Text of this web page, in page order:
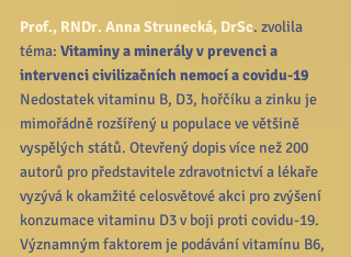
Prof., RNDr. Anna Strunecká, DrSc. zvolila
téma: Vitaminy a minerály v prevenci a
intervenci civilizačních nemocí a covidu-19
Nedostatek vitaminu B, D3, hořčíku a zinku je
mimořádně rozšířený u populace ve většině
vyspělých států. Otevřený dopis více než 200
autorů pro představitele zdravotnictví a lékaře
vyzývá k okamžité celosvětové akci pro zvýšení
konzumace vitaminu D3 v boji proti covidu-19.
Významným faktorem je podávání vitamínu B6,